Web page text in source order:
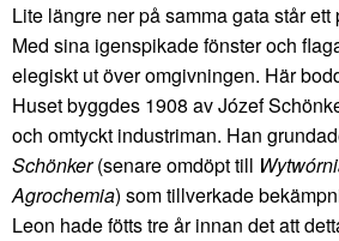
Lite längre ner på samma gata står
Med sina igenspikade fönster och
elegiskt ut över omgivningen. Här
Huset byggdes 1908 av Józef
och omtyckt industriman. Han
Schönker(senare omdöpt till
Agrochemia) som tillverkade
Leon hade fötts tre år innan det att